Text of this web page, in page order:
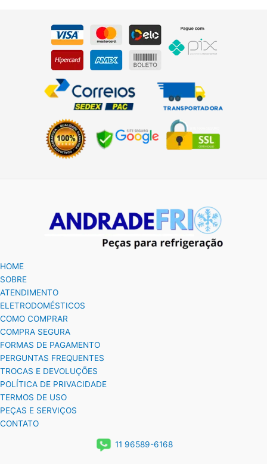
HOME
SOBRE
ATENDIMENTO
ELETRODOMÉSTICOS
COMO COMPRAR
COMPRA SEGURA
FORMAS DE PAGAMENTO
PERGUNTAS FREQUENTES
TROCAS E DEVOLUÇÕES
POLÍTICA DE PRIVACIDADE
TERMOS DE USO
PEÇAS E SERVIÇOS
CONTATO
11 96589-6168